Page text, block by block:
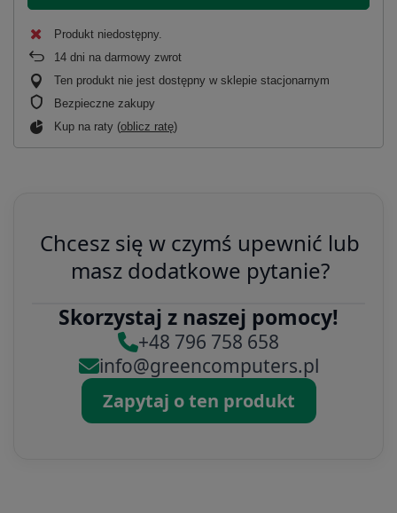
Produkt niedostępny
14 dni na darmowy zwrot
Ten produkt nie jest dostępny w sklepie stacjonarnym
Bezpieczne zakupy
Kup na raty (oblicz ratę)
Chcesz się w czymś upewnić lub
masz dodatkowe pytanie?
Skorzystaj z naszej pomocy!
+48 796 758 658
info@greencomputers.pl
Zapytaj o ten produkt